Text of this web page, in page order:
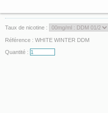
Taux de nicotine :
Référence : WHITE WINTER DDM
Quantité :